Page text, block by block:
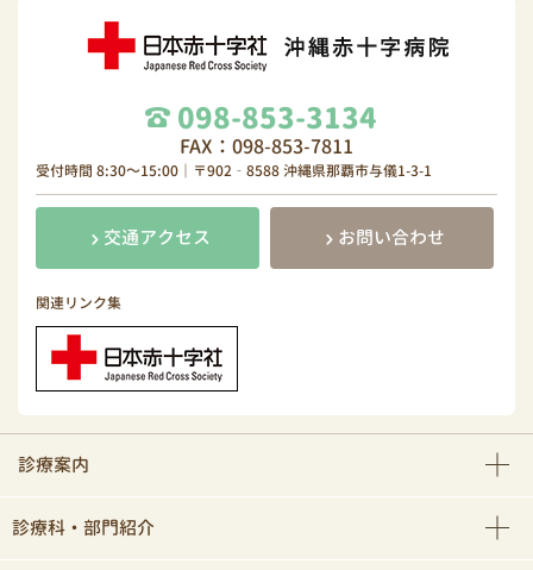
098-853-3134
FAX：098-853-7811
受付時間 8:30～15:00｜〒902‐8588 沖縄県那覇市与儀1-3-1
交通アクセス お問い合わせ
関連リンク集
診療案内
診療科・部門紹介